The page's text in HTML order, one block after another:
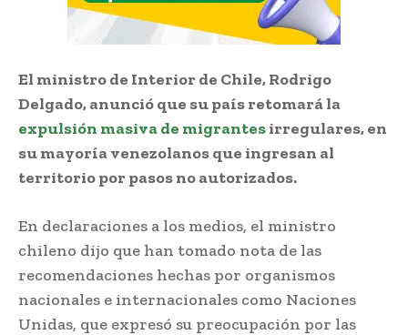
El ministro de Interior de Chile, Rodrigo
Delgado, anunció que su país retomará la
expulsión masiva de migrantesirregulares, en
su mayoría venezolanos que ingresan al
territorio por pasos no autorizados.
En declaraciones a los medios, el ministro
chileno dijo que han tomado nota de las
recomendaciones hechas por organismos
nacionales e internacionales como Naciones
Unidas, que expresó su preocupación por las